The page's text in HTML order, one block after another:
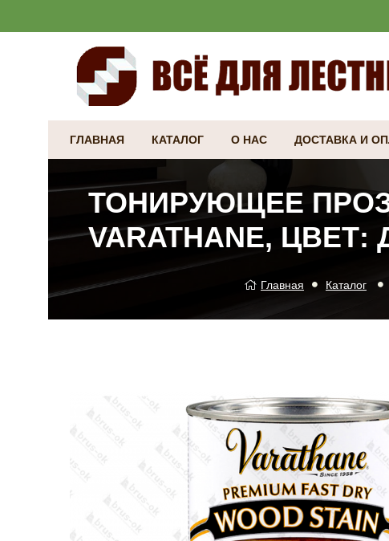
ГЛАВНАЯ КАТАЛОГ О НАС ДОСТАВКА И
ТОНИРУЮЩЕЕ
VARATHANE,
Главная Каталог